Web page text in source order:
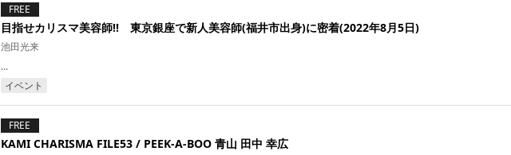
FREE
目指せカリスマ美容師!! 東京銀座で新人美容師(福井市出身)に密着(2022年8月5日)
池田光来
...
イベント
FREE
KAMI CHARISMA FILE53 / PEEK-A-BOO 青山 田中 幸広